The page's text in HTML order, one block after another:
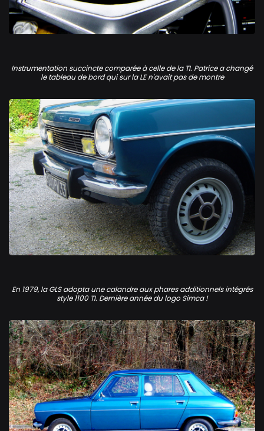
Instrumentation succincte comparée à celle de la TI. Patrice a changé
le tableau de bord qui sur la LE n'avait pas de montre
En 1979, la GLS adopta une calandre aux phares additionnels intégrés
style 1100 TI. Dernière année du logo Simca !